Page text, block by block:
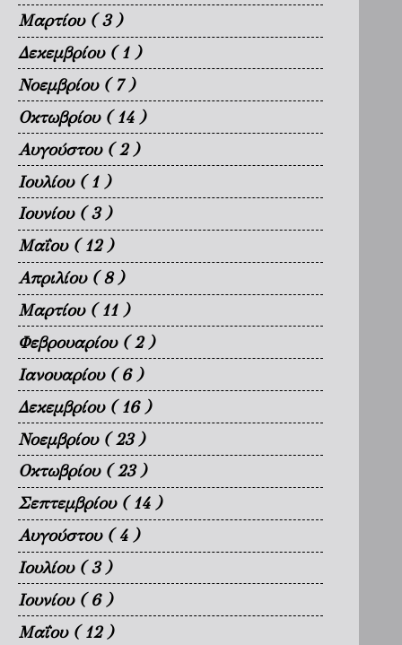
Μαρτίου ( 3 )
Δεκεμβρίου ( 1 )
Νοεμβρίου ( 7 )
Οκτωβρίου ( 14 )
Αυγούστου ( 2 )
Ιουλίου ( 1 )
Ιουνίου ( 3 )
Μαΐου ( 12 )
Απριλίου ( 8 )
Μαρτίου ( 11 )
Φεβρουαρίου ( 2 )
Ιανουαρίου ( 6 )
Δεκεμβρίου ( 16 )
Νοεμβρίου ( 23 )
Οκτωβρίου ( 23 )
Σεπτεμβρίου ( 14 )
Αυγούστου ( 4 )
Ιουλίου ( 3 )
Ιουνίου ( 6 )
Μαΐου ( 12 )